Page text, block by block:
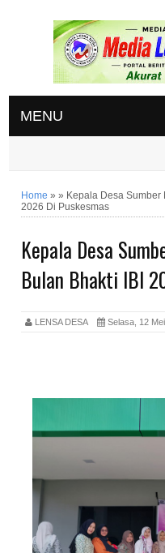
MENU
Home »» Kepala Desa Sumber
2026 Di Puskesmas
Kepala Desa
Bulan Bhakti IBI
LENSA DESA Selasa, 12